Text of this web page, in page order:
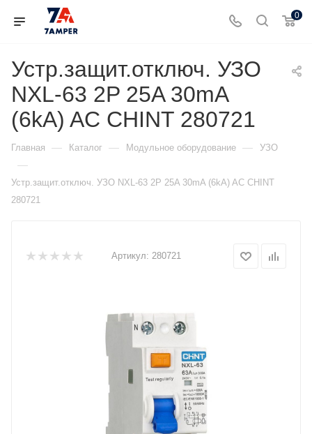
0
Устр.защит.отключ. УЗО
NXL-63 2P 25A 30mA
(6kA) AC CHINT 280721
Главная — Каталог — Модульное оборудование — УЗО
—
Устр.защит.отключ. УЗО NXL-63 2P 25A 30mA (6kA) AC CHINT
280721
Артикул: 280721